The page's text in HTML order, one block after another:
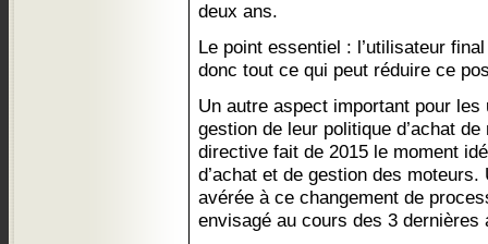
deux ans.
Le point essentiel : l’utilisateur
donc tout ce qui peut réduire ce
Un autre aspect important pour
gestion de leur politique d’achat
directive fait de 2015 le moment
d’achat et de gestion des
avérée à ce changement de
envisagé au cours des 3 dernières